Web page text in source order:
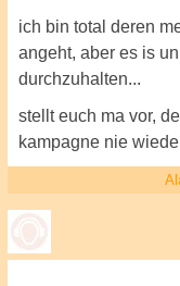
ich bin total deren
angeht, aber es is
durchzuhalten...
stellt euch ma vor,
kampagne nie